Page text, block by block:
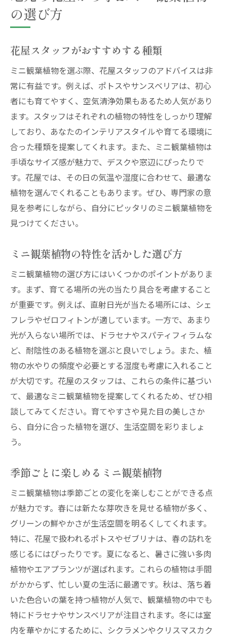
の選び方
花屋スタッフがおすすめする種類
ミニ観葉植物を選ぶ際、花屋スタッフのアドバイスは非
常に有益です。例えば、ポトスやサンスベリアは、初心
者にも育てやすく、空気清浄効果もあるため人気があり
ます。スタッフはそれぞれの植物の特性をしっかり理解
しており、あなたのインテリアスタイルや育てる環境に
合った種類を提案してくれます。また、ミニ観葉植物は
手頃なサイズ感が魅力で、デスクや窓辺にぴったりで
す。花屋では、その日の気温や湿度に合わせて、最適な
植物を選んでくれることもあります。ぜひ、専門家の意
見を参考にしながら、自分にピッタリのミニ観葉植物を
見つけてください。
ミニ観葉植物の特性を活かした選び方
ミニ観葉植物の選び方にはいくつかのポイントがありま
す。まず、育てる場所の光の当たり具合を考慮すること
が重要です。例えば、直射日光が当たる場所には、シェ
フレラやゼロフィトンが適しています。一方で、あまり
光が入らない場所では、ドラセナやスパティフィラムな
ど、耐陰性のある植物を選ぶと良いでしょう。また、植
物の水やりの頻度や必要とする湿度も考慮に入れること
が大切です。花屋のスタッフは、これらの条件に基づい
て、最適なミニ観葉植物を提案してくれるため、ぜひ相
談してみてください。育てやすさや見た目の美しさか
ら、自分に合った植物を選び、生活空間を彩りましょ
う。
季節ごとに楽しめるミニ観葉植物
ミニ観葉植物は季節ごとの変化を楽しむことができる点
が魅力です。春には新たな芽吹きを見せる植物が多く、
グリーンの鮮やかさが生活空間を明るくしてくれます。
特に、花屋で扱われるポトスやゼブリナは、春の訪れを
感じるにはぴったりです。夏になると、暑さに強い多肉
植物やエアプランツが選ばれます。これらの植物は手間
がかからず、忙しい夏の生活に最適です。秋は、落ち着
いた色合いの葉を持つ植物が人気で、観葉植物の中でも
特にドラセナやサンスベリアが注目されます。冬には室
内を華やかにするために、シクラメンやクリスマスカク